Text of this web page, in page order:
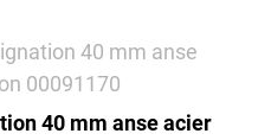
40 mm anse acier